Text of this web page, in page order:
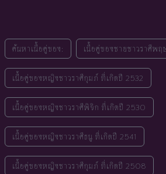
ค้นหาเนื้อคู่ของ: เนื้อคู่ของชายชาวราศีพ
เนื้อคู่ของหญิงชาวราศีกุมภ์ ที่เกิดปี 2532
เนื้อคู่ของหญิงชาวราศีพิจิก ที่เกิดปี 2530
เนื้อคู่ของหญิงชาวราศีธนู ที่เกิดปี 2541
เนื้อคู่ของหญิงชาวราศีกุมภ์ ที่เกิดปี 2508